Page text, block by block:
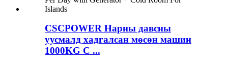
CSCPOWER Нарны давсны
уусмалд хадгалсан мөсөн машин
1000KG C ...